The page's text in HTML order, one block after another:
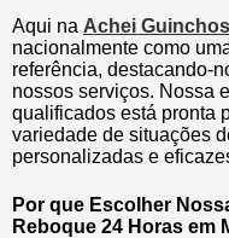
Aqui na Achei Guinchos
nacionalmente como
referência, destacando-
nossos serviços. Nossa
qualificados está pronta
variedade de situações
personalizadas e
Por que Escolher
Reboque 24 Horas em